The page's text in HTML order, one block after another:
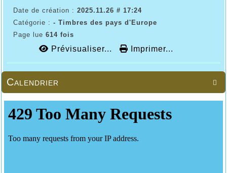

Calendrier
Date de création : 2025.11.26 # 17:24
Catégorie : - Timbres des pays d'Europe
Page lue 614 fois
Prévisualiser... Imprimer...